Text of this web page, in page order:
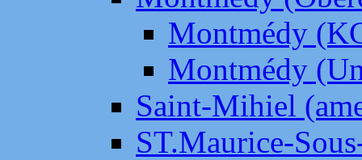
Montmédy
Montmédy
Saint-Mihiel
ST.Maurice-